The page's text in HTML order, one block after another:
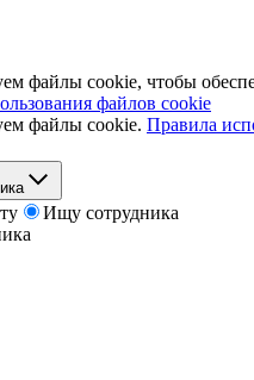
файлы cookie, чтобы
файлов cookie
файлы cookie. Правила
Ищу сотрудника